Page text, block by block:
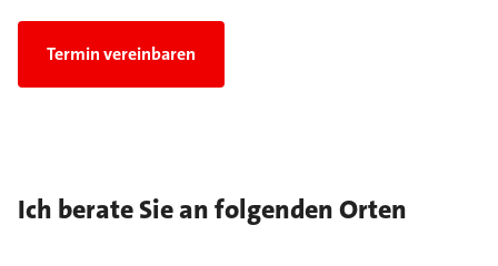
Termin vereinbaren
Ich berate Sie an folgenden Orten